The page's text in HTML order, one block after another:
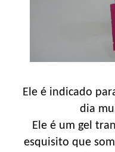
Ele é indicado
dia
Ele é um gel
esquisito que